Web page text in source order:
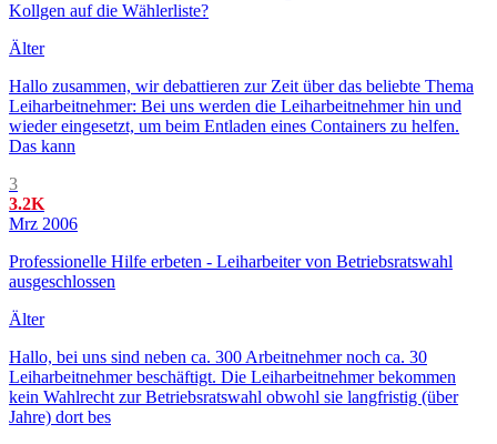
Kollgen auf die Wählerliste?
Älter
Hallo zusammen, wir debattieren zur Zeit über das beliebte Thema
Leiharbeitnehmer: Bei uns werden die Leiharbeitnehmer hin und
wieder eingesetzt, um beim Entladen eines Containers zu helfen.
Das kann
3
3.2K
Mrz 2006
Professionelle Hilfe erbeten - Leiharbeiter von Betriebsratswahl
ausgeschlossen
Älter
Hallo, bei uns sind neben ca. 300 Arbeitnehmer noch ca. 30
Leiharbeitnehmer beschäftigt. Die Leiharbeitnehmer bekommen
kein Wahlrecht zur Betriebsratswahl obwohl sie langfristig (über
Jahre) dort bes